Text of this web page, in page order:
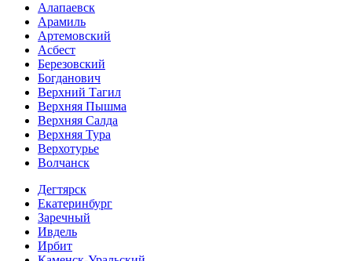
Алапаевск
Арамиль
Артемовский
Асбест
Березовский
Богданович
Верхний Тагил
Верхняя Пышма
Верхняя Салда
Верхняя Тура
Верхотурье
Волчанск
Дегтярск
Екатеринбург
Заречный
Ивдель
Ирбит